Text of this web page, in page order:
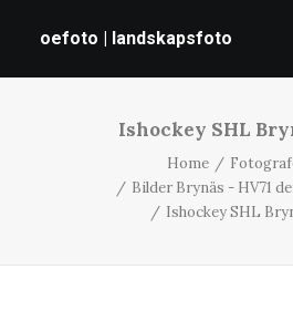
oefoto | landskapsfoto
Ishockey SHL
Home
Bilder Brynäs - HV71
Ishockey SHL